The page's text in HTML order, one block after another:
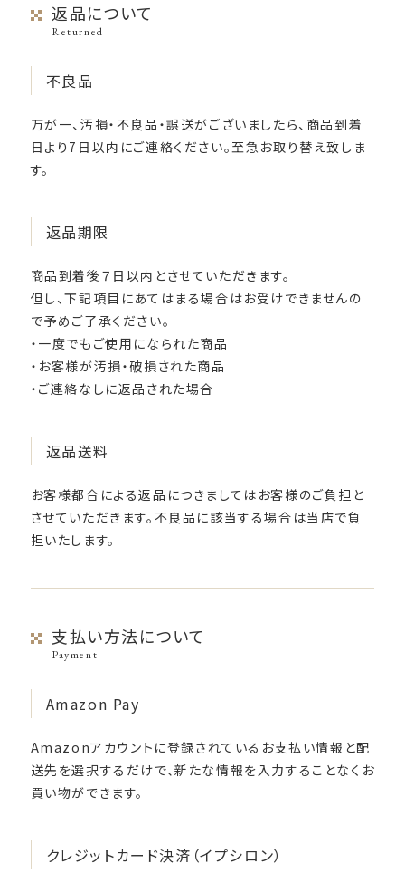
返品について
Returned
不良品
万が一、汚損・不良品・誤送がございましたら、商品到着
日より7日以内にご連絡ください。至急お取り替え致しま
す。
返品期限
商品到着後７日以内とさせていただきます。
但し、下記項目にあてはまる場合はお受けできませんの
で予めご了承ください。
・一度でもご使用になられた商品
・お客様が汚損・破損された商品
・ご連絡なしに返品された場合
返品送料
お客様都合による返品につきましてはお客様のご負担と
させていただきます。不良品に該当する場合は当店で負
担いたします。
支払い方法について
Payment
Amazon Pay
Amazonアカウントに登録されているお支払い情報と配
送先を選択するだけで、新たな情報を入力することなくお
買い物ができます。
クレジットカード決済（イプシロン）